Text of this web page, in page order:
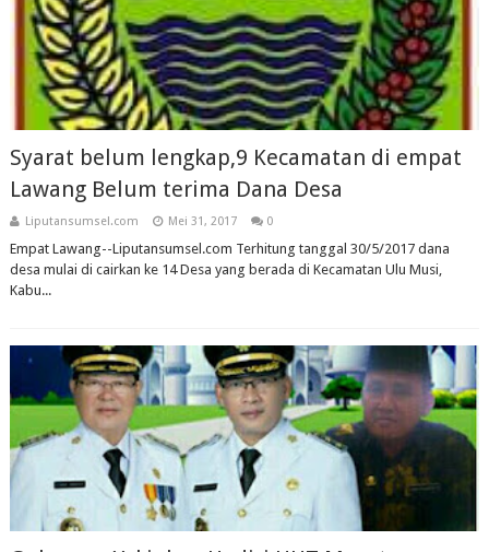
Syarat belum lengkap,9 Kecamatan di empat
Lawang Belum terima Dana Desa
Liputansumsel.com Mei 31, 2017 0
Empat Lawang--Liputansumsel.com Terhitung tanggal 30/5/2017 dana
desa mulai di cairkan ke 14 Desa yang berada di Kecamatan Ulu Musi,
Kabu...